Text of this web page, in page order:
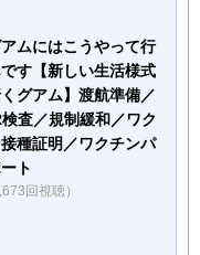
ムにはこうやって行
です【新しい生活様式
グアム】渡航準備／
検査／規制緩和／ワク
種証明／ワクチンパ
ト
回視聴）